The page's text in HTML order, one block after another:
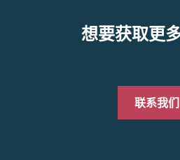
想要获取更
联系我们